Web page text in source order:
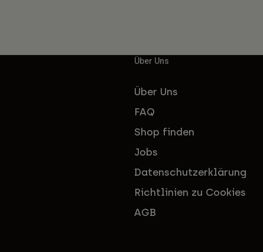
Über Uns
Über Uns
FAQ
Shop finden
Jobs
Datenschutzerklärung
Richtlinien zu Cookies
AGB